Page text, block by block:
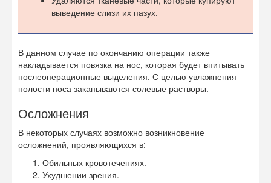
выведение слизи их пазух.
В данном случае по окончанию операции также
накладывается повязка на нос, которая будет впитывать
послеоперационные выделения. С целью увлажнения
полости носа закапываются солевые растворы.
Осложнения
В некоторых случаях возможно возникновение
осложнений, проявляющихся в:
Обильных кровотечениях.
Ухудшении зрения.